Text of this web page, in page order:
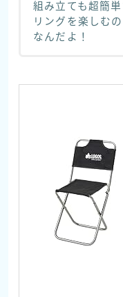
組み立ても超簡
リングを楽しむ
なんだよ！